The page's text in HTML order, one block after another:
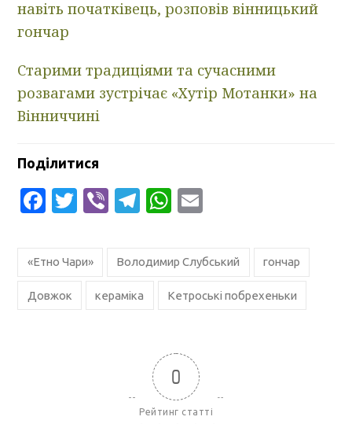
навіть початківець, розповів вінницький
гончар
Старими традиціями та сучасними
розвагами зустрічає «Хутір Мотанки» на
Вінниччині
Поділитися
Facebook
Twitter
ViberTelegram
WhatsApp
«Етно Чари» Володимир Слубський гончар
Довжок кераміка Кетроські побрехеньки
0
Рейтинг статті